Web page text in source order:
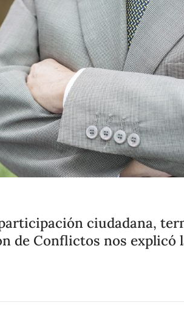
participación ciudadana,
de Conflictos nos